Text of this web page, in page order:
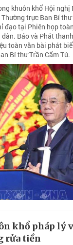
khuôn khổ Hội
trực Ban Bí thư
đạo tại Phiên họp
Báo và Phát
toàn văn bài phát
Bí thư Trần Cẩm Tú.
khổ pháp lý
rửa tiền